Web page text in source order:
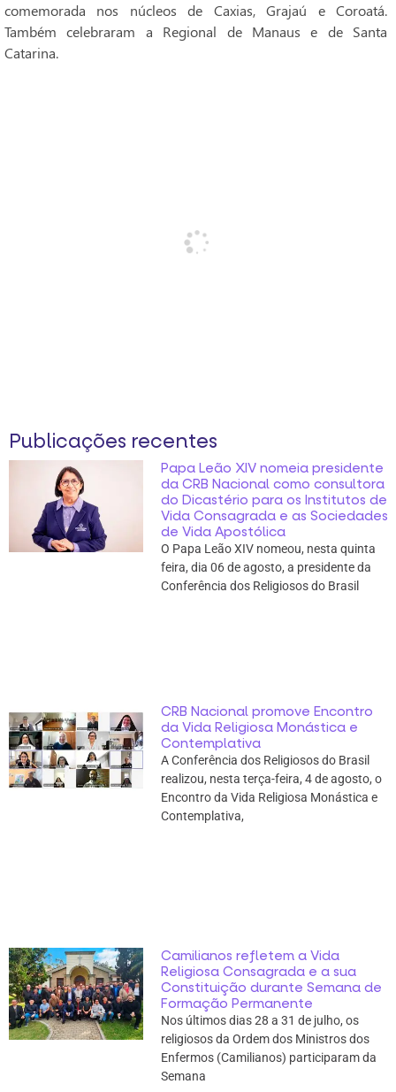
comemorada nos núcleos de Caxias, Grajaú e Coroatá.
Também celebraram a Regional de Manaus e de Santa
Catarina.
Publicações recentes
Papa Leão XIV nomeia presidente
da CRB Nacional como consultora
do Dicastério para os Institutos de
Vida Consagrada e as Sociedades
de Vida Apostólica
O Papa Leão XIV nomeou, nesta quinta
feira, dia 06 de agosto, a presidente da
Conferência dos Religiosos do Brasil
CRB Nacional promove Encontro
da Vida Religiosa Monástica e
Contemplativa
A Conferência dos Religiosos do Brasil
realizou, nesta terça-feira, 4 de agosto, o
Encontro da Vida Religiosa Monástica e
Contemplativa,
Camilianos refletem a Vida
Religiosa Consagrada e a sua
Constituição durante Semana de
Formação Permanente
Nos últimos dias 28 a 31 de julho, os
religiosos da Ordem dos Ministros dos
Enfermos (Camilianos) participaram da
Semana